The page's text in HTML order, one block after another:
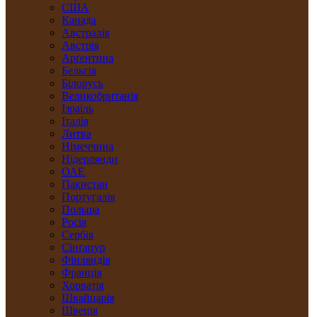
США
Канада
Австралія
Австрія
Арґентина
Бельгія
Білорусь
Великобританія
Ізраїль
Італія
Литва
Німеччина
Нідерлянди
ОАЕ
Пакистан
Португалія
Польща
Росія
Сербія
Сінґапур
Фінляндія
Франція
Хорватія
Швайцарія
Швеція